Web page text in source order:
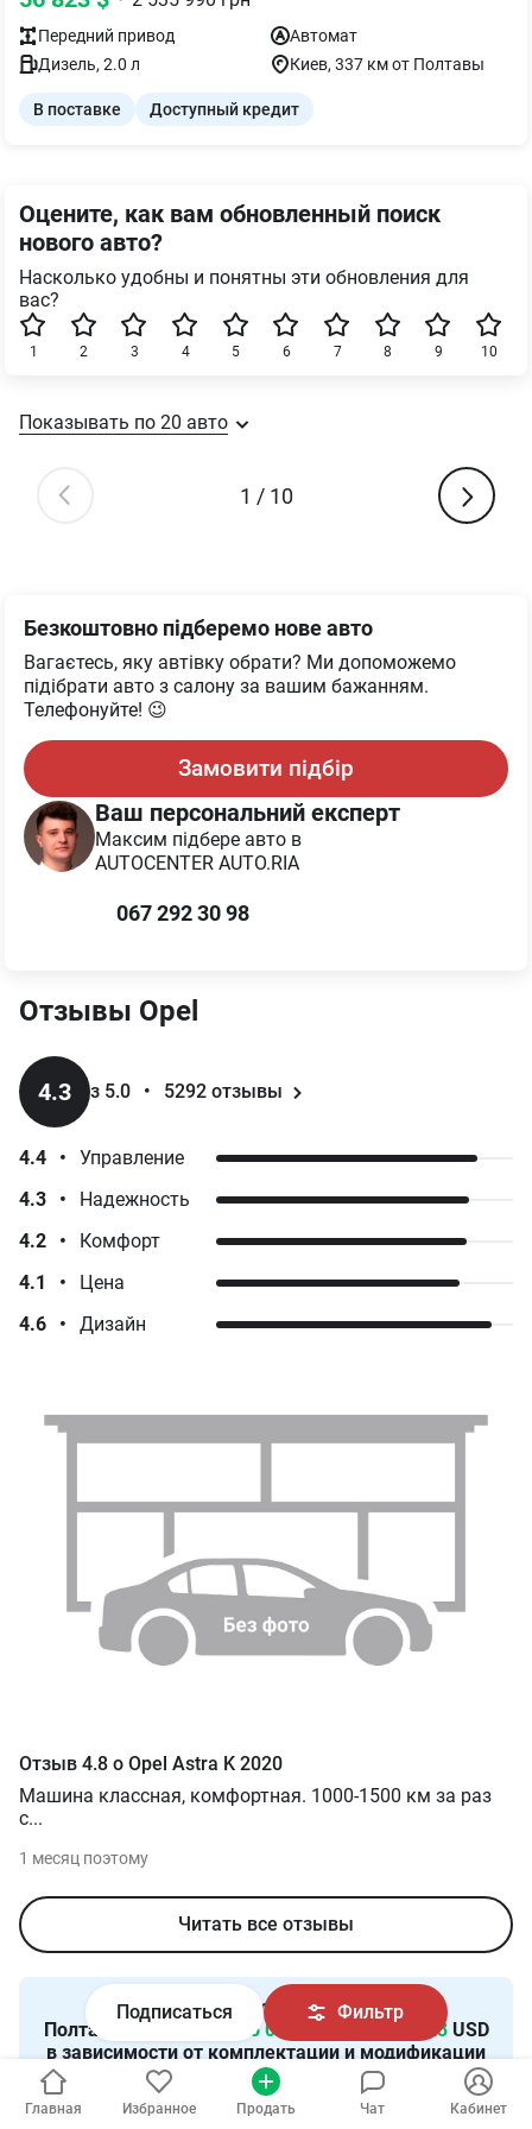
Подписаться Фильтр
Передний привод
Автомат
Дизель, 2.0 л Киев, 337 км от Полтавы
В поставке Доступный кредит
Оцените, как вам обновленный поиск
нового авто?
Насколько удобны и понятны эти обновления для
вас?
10
9
8
7
6
5
4
3
2
1
Показывать по 20 авто
1 / 10
Безкоштовно підберемо нове авто
Вагаєтесь, яку автівку обрати? Ми допоможемо
підібрати авто з салону за вашим бажанням.
Телефонуйте! 😉
Замовити підбір
Ваш персональний експерт
Максим підбере авто в
AUTOCENTER AUTO.RIA
067 292 30 98
Отзывы Opel
4.3 з 5.0 • 5292 отзывы
4.4 •
Управление
4.3
•
Надежность
4.2
•
Комфорт
4.1
•
Цена
4.6
• Дизайн
Отзыв 4.8 о Opel Astra K 2020
Машина классная, комфортная. 1000-1500 км за раз
с...
1 месяц поэтому
Читать все отзывы
Предложения о продаже новыхOpel в
Полтаве
25 027 56 823USD
в зависимости от комплектации и модификации
авто.
Главная Избранное Продать Чат Кабинет